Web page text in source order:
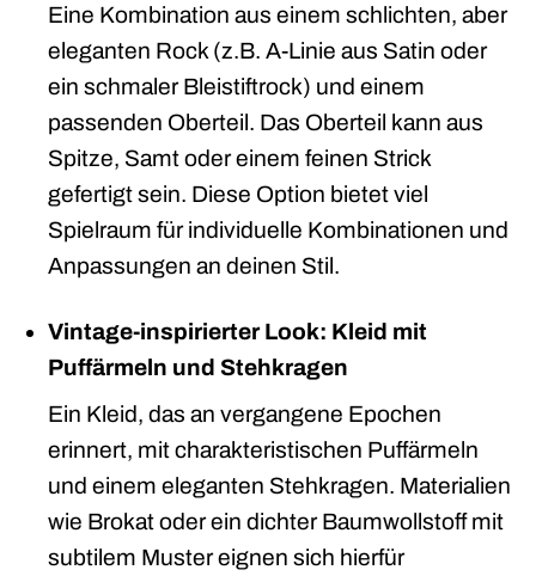
Eine Kombination aus einem schlichten, aber
eleganten Rock (z.B. A-Linie aus Satin oder
ein schmaler Bleistiftrock) und einem
passenden Oberteil. Das Oberteil kann aus
Spitze, Samt oder einem feinen Strick
gefertigt sein. Diese Option bietet viel
Spielraum für individuelle Kombinationen und
Anpassungen an deinen Stil.
Vintage-inspirierter Look: Kleid mit
Puffärmeln und Stehkragen
Ein Kleid, das an vergangene Epochen
erinnert, mit charakteristischen Puffärmeln
und einem eleganten Stehkragen. Materialien
wie Brokat oder ein dichter Baumwollstoff mit
subtilem Muster eignen sich hierfür